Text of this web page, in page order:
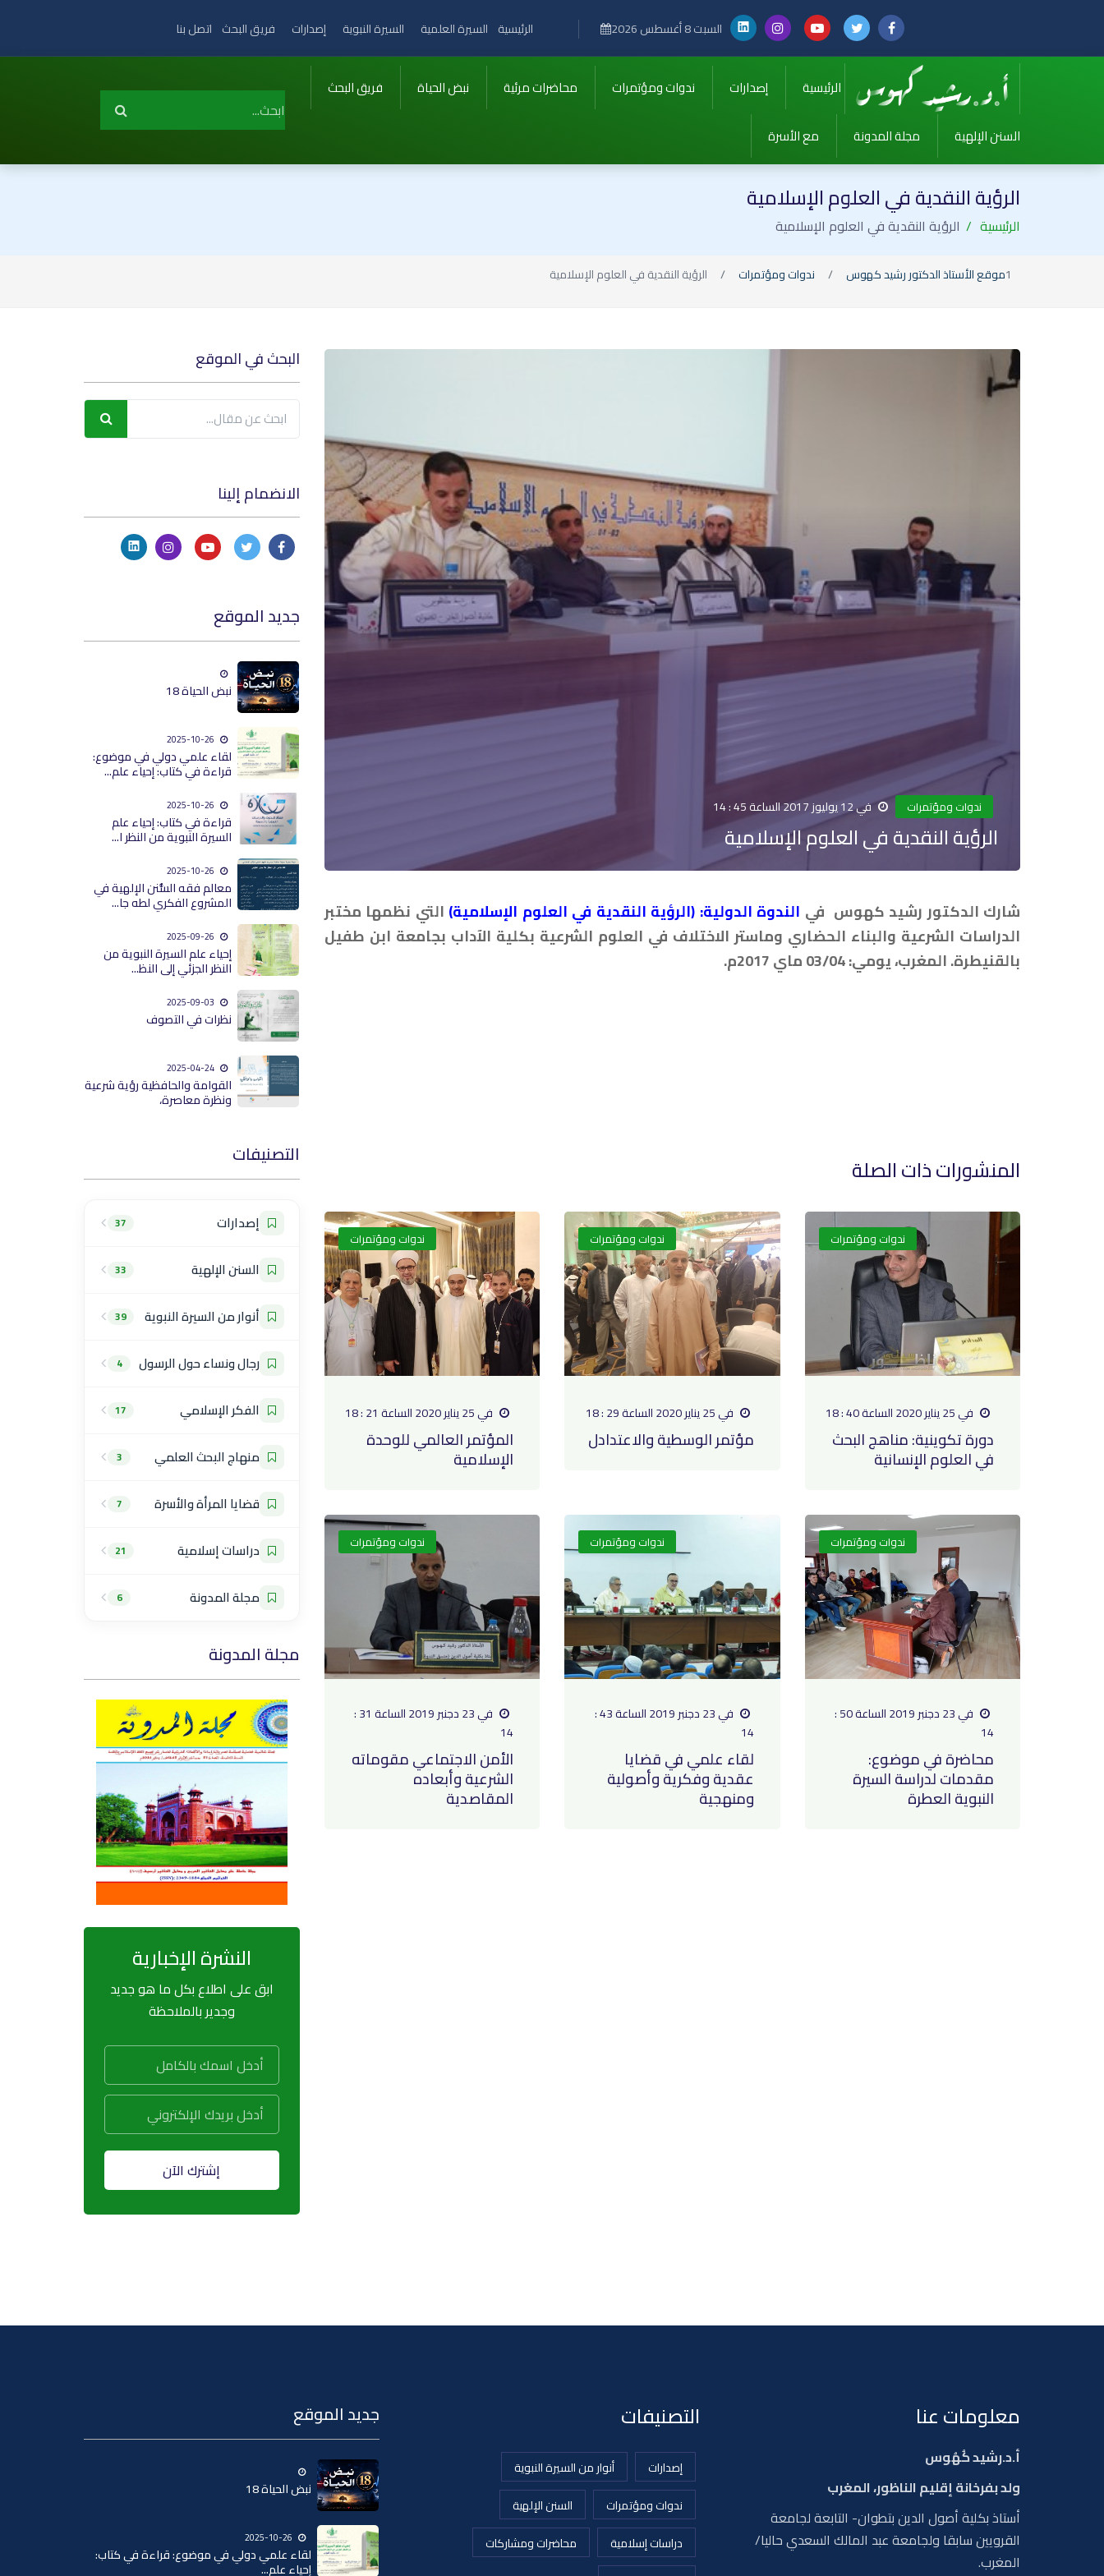
السبت 8 أغسطس 2026 الرئيسية السيرة العلمية السيرة النبوية إصدارات فريق البحث اتصل بنا
الرئيسية إصدارات ندوات ومؤتمرات محاضرات مرئية نبض الحياة فريق البحث
السنن الإلهية مجلة المدونة مع الأسرة
الرؤية النقدية في العلوم الإسلامية
الرئيسية الرؤية النقدية في العلوم الإسلامية
موقع الأستاذ الدكتور رشيد كهوس ندوات ومؤتمرات الرؤية النقدية في العلوم الإسلامية
ندوات ومؤتمرات في 12 يوليوز 2017 الساعة 45 : 14
الرؤية النقدية في العلوم الإسلامية
شارك الدكتور رشيد كهوس في الندوة الدولية: (الرؤية النقدية في العلوم الإسلامية) التي نظمها مختبر
الدراسات الشرعية والبناء الحضاري وماستر الاختلاف في العلوم الشرعية بكلية الآداب بجامعة ابن طفيل
بالقنيطرة. المغرب، يومي: 03/04 ماي 2017م.
المنشورات ذات الصلة
ندوات ومؤتمرات
في 25 يناير 2020 الساعة 40 : 18
دورة تكوينية: مناهج البحث
في العلوم الإنسانية
ندوات ومؤتمرات
في 25 يناير 2020 الساعة 29 : 18
مؤتمر الوسطية والاعتدادل
ندوات ومؤتمرات
في 25 يناير 2020 الساعة 21 : 18
المؤتمر العالمي للوحدة
الإسلامية
ندوات ومؤتمرات
في 23 دجنبر 2019 الساعة 50 :
14
محاضرة في موضوع:
مقدمات لدراسة السيرة
النبوية العطرة
ندوات ومؤتمرات
في 23 دجنبر 2019 الساعة 43 :
14
لقاء علمي في قضايا
عقدية وفكرية وأصولية
ومنهجية
ندوات ومؤتمرات
في 23 دجنبر 2019 الساعة 31 :
14
الأمن الاجتماعي مقوماته
الشرعية وأبعاده
المقاصدية
البحث في الموقع
الانضمام إلينا
جديد الموقع
نبض الحياة 18
لقاء علمي دولي في موضوع:
قراءة في كتاب: إحياء علم...
قراءة في كتاب: إحياء علم
السيرة النبوية من النظر ا...
معالم فقه السُّنن الإلهية في
المشروع الفكري لطه جا...
إحياء علم السيرة النبوية من
النظر الجزئي إلى النظ...
نظرات في التصوف
2025-04-24
القوامة والحافظية رؤية شرعية
ونظرة معاصرة،
التصنيفات
إصدارات 37
السنن الإلهية 33
أنوار من السيرة النبوية 39
رجال ونساء حول الرسول 4
الفكر الإسلامي 17
منهاج البحث العلمي 3
قضايا المرأة والأسرة 7
دراسات إسلامية 21
مجلة المدونة 6
مجلة المدونة
النشرة الإخبارية
ابق على اطلاع بكل ما هو جديد
وجدير بالملاحظة
إشترك الآن
معلومات عنا
أ.د.رشيد كُهُوس
ولد بفرخانة إقليم الناظور، المغرب
أستاذ بكلية أصول الدين بتطوان- التابعة لجامعة
القرويين سابقا ولجامعة عبد المالك السعدي حاليا/
المغرب.
التصنيفات
إصدارات
أنوار من السيرة النبوية
ندوات ومؤتمرات
السنن الإلهية
دراسات إسلامية
محاضرات ومشاركات
جديد الموقع
نبض الحياة 18
2025-10-26
لقاء علمي دولي في موضوع: قراءة في كتاب:
إحياء علم...